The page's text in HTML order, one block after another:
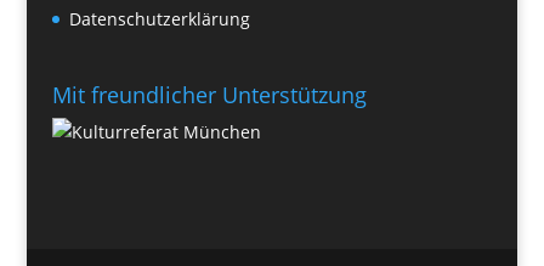
Datenschutzerklärung
Mit freundlicher Unterstützung